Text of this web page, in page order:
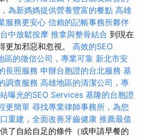
為新媽媽提供營養豐富的餐點 高雄
服務更安心 信賴的記帳事務所夥伴
台中放鬆按摩 推拿與整骨結合 到現在
更加邪惡和忽視。 高效的SEO
區的徵信公司，專業可靠 新北市安
長照服務 申辦台胞證的台北服務 基
調查服務 高雄地區的清潔公司，專
曝光的SEO Services 基隆的台胞證
更簡單 尋找專業律師事務所，為您
重建，全面改善牙齒健康 推薦最值
了自給自足的條件（或申請早餐的